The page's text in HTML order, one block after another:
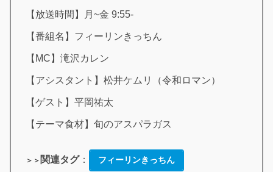
【放送時間】月~金 9:55‐
【番組名】フィーリンきっちん
【MC】滝沢カレン
【アシスタント】松井ケムリ（令和ロマン）
【ゲスト】平岡祐太
【テーマ食材】旬のアスパラガス
＞＞ 関連タグ： フィーリンきっちん